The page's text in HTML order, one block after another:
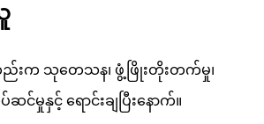
ည်းက သုတေသန၊ ဖွံ့ဖြိုးတိုးတက်မှု၊
မှုနှင့် ရောင်းချပြီးနောက်။